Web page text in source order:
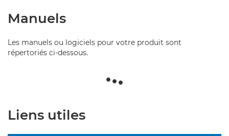
Manuels
Les manuels ou logiciels pour votre produit sont
répertoriés ci-dessous.
Liens utiles